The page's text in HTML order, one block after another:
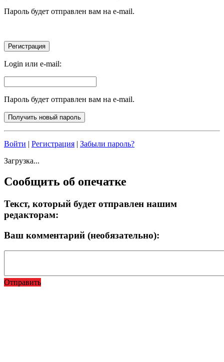
Пароль будет отправлен вам на e-mail.
Login или e-mail:
Пароль будет отправлен вам на e-mail.
Войти | Регистрация | Забыли пароль?
Загрузка...
Сообщить об опечатке
Текст, который будет отправлен нашим
редакторам:
Ваш комментарий (необязательно):
Отправить